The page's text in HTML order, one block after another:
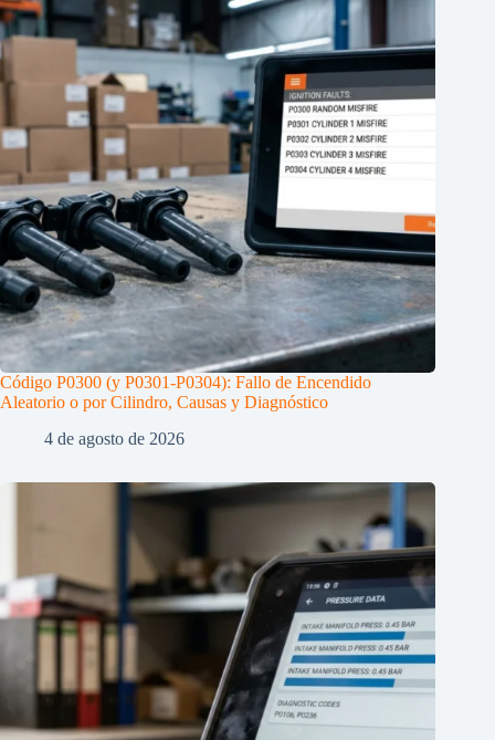
Código P0300 (y P0301-P0304): Fallo de Encendido
Aleatorio o por Cilindro, Causas y Diagnóstico
4 de agosto de 2026